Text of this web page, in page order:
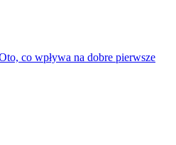
co wpływa na dobre pierwsze